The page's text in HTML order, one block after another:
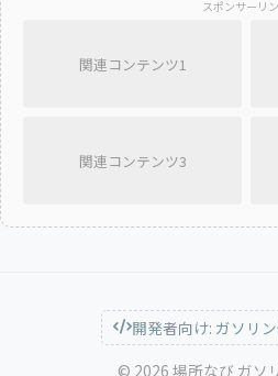
スポンサーリ
関連コンテンツ1
関連コンテンツ3
開発者向け: ガソリ
© 2026 場所なび ガソ